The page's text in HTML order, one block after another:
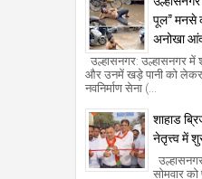
पूल” मनसे
अनोखा
उल्हासनगर: उल्हासनगर में
और उनमें खड़े पानी को लेकर
नवनिर्माण सेना (...
शाहाड
नेतृत्त्व में
सोमवार